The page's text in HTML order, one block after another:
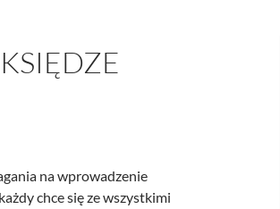
na wprowadzenie
chce się ze wszystkimi